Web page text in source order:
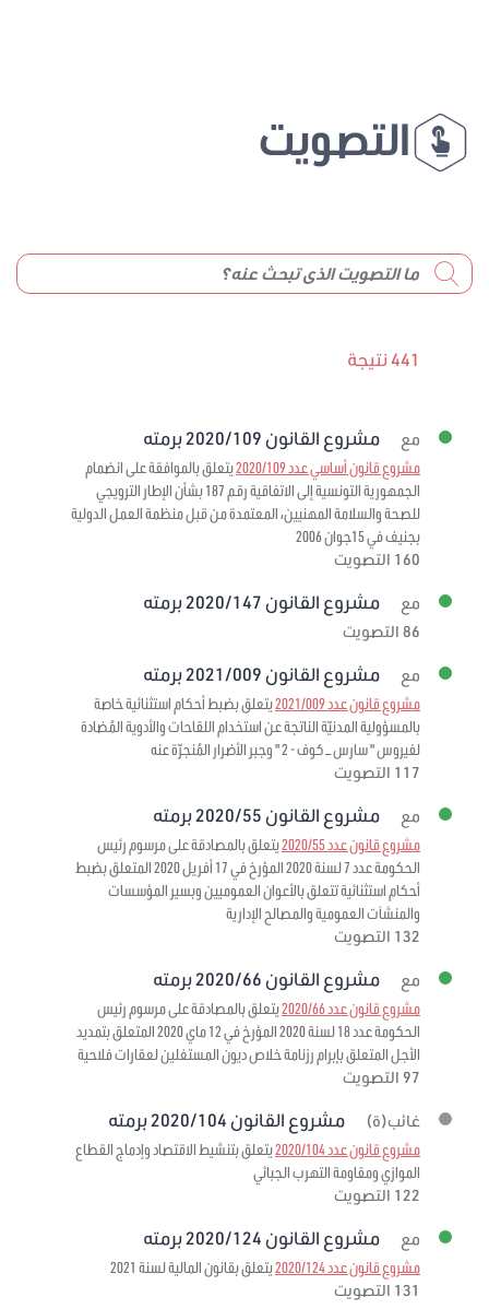
التصويت
441 نتيجة
مع مشروع القانون 2020/109 برمته
مشروع قانون أساسي عدد 2020/109
يتعلق بالموافقة على انضمام
الجمهورية التونسية إلى الاتفاقية رقم 187 بشأن الإطار الترويجي
للصحة والسلامة المهنيين، المعتمدة من قبل منظمة العمل الدولية
بجنيف في 15جوان 2006
160 التصويت
مع مشروع القانون 2020/147 برمته
86 التصويت
مع مشروع القانون 2021/009 برمته
مشروع قانون عدد 2021/009
يتعلق بضبط أحكام استثنائية خاصة
بالمسؤولية المدنيّة الناتجة عن استخدام اللقاحات والأدوية المُضادة
لفيروس " سارس – كوف - 2 " وجبر الأضرار المُنجرّة عنه
117 التصويت
مع مشروع القانون 2020/55 برمته
مشروع قانون عدد 2020/55
يتعلق بالمصادقة على مرسوم رئيس
الحكومة عدد 7 لسنة 2020 المؤرخ في 17 أفريل 2020 المتعلق بضبط
أحكام استثنائية تتعلق بالأعوان العموميين وبسير المؤسسات
والمنشآت العمومية والمصالح الإدارية
132 التصويت
مع مشروع القانون 2020/66 برمته
مشروع قانون عدد 2020/66
يتعلق بالمصادقة على مرسوم رئيس
الحكومة عدد 18 لسنة 2020 المؤرخ في 12 ماي 2020 المتعلق بتمديد
الأجل المتعلق بإبرام رزنامة خلاص ديون المستغلين لعقارات فلاحية
97 التصويت
غائب(ة) مشروع القانون 2020/104 برمته
مشروع قانون عدد 2020/104
يتعلق بتنشيط الاقتصاد وإدماج القطاع
الموازي ومقاومة التهرب الجبائي
122 التصويت
مع مشروع القانون 2020/124 برمته
مشروع قانون عدد 2020/124
يتعلق بقانون المالية لسنة 2021
131 التصويت